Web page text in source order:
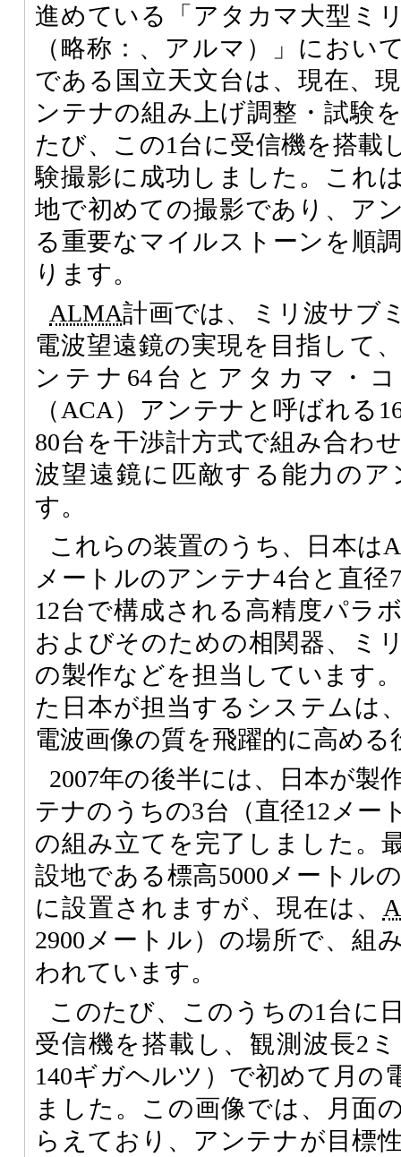
進めている「アタカマ大型ミ
（略称：、アルマ）」におい
である国立天文台は、現在、
ンテナの組み上げ調整・試験
たび、この1台に受信機を搭載
験撮影に成功しました。これ
地で初めての撮影であり、ア
る重要なマイルストーンを順
ります。
ALMA計画では、ミリ波サブ
電波望遠鏡の実現を目指して
ンテナ64台とアタカマ・
（ACA）アンテナと呼ばれる
80台を干渉計方式で組み合わ
波望遠鏡に匹敵する能力の
す。
これらの装置のうち、日本は
メートルのアンテナ4台と直
12台で構成される高精度パラ
およびそのための相関器、ミ
の製作などを担当しています
た日本が担当するシステムは
電波画像の質を飛躍的に高め
2007年の後半には、日本が製
テナのうちの3台（直径12メー
の組み立てを完了しました。
設地である標高5000メートル
に設置されますが、現在は、
2900メートル）の場所で、組
われています。
このたび、このうちの1台に
受信機を搭載し、観測波長2
140ギガヘルツ）で初めて月の
ました。この画像では、月面
らえており、アンテナが目標